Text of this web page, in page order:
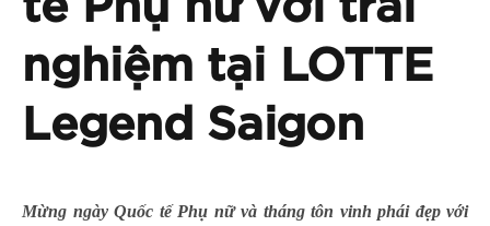
nghiệm tại LOTTE
Legend Saigon
Mừng ngày Quốc tế Phụ nữ và tháng tôn vinh phái đẹp với